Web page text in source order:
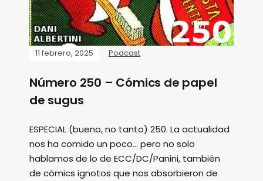
11 febrero, 2025 Podcast
Número 250 – Cómics de papel
de sugus
ESPECIAL (bueno, no tanto) 250. La actualidad
nos ha comido un poco... pero no solo
hablamos de lo de ECC/DC/Panini, también
de cómics ignotos que nos absorbieron de